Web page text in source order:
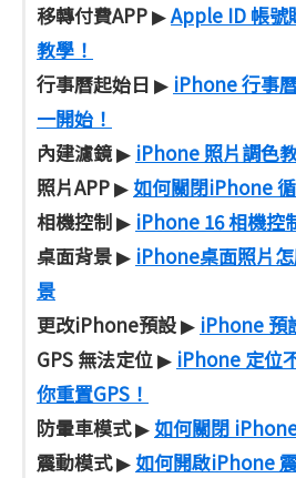
移轉付費APP▶Apple ID 帳號
教學！
行事曆起始日 ▶ iPhone 行事
一開始！
內建濾鏡▶ iPhone 照片調色
照片APP▶如何關閉iPhone
相機控制▶ iPhone 16 相機控
桌面背景▶ iPhone桌面照片
景
更改iPhone預設▶ iPhone 預
GPS 無法定位▶ iPhone 定位
你重置GPS！
防暈車模式▶如何關閉
震動模式▶如何開啟iPhone